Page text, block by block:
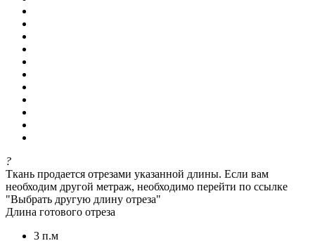
?
Ткань продается отрезами указанной длины. Если вам
необходим другой метраж, необходимо перейти по ссылке
"Выбрать другую длину отреза"
Длина готового отреза
3 п.м